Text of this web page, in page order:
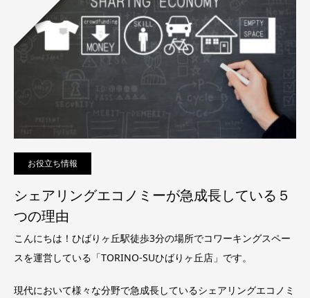
お役立ち情報
シェアリングエコノミーが急成長している５
つの理由
こんにちは！ひばりヶ丘駅徒歩3分の場所でコワーキングスペー
スを運営している「TORINO-SUひばりヶ丘店」です。
現代において様々な分野で急成長しているシェアリングエコノミ